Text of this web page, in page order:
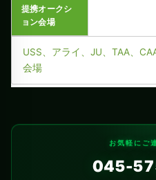
提携オークシ
ョン会場
USS、アライ、JU、TAA、
会場
お気軽にご
045-